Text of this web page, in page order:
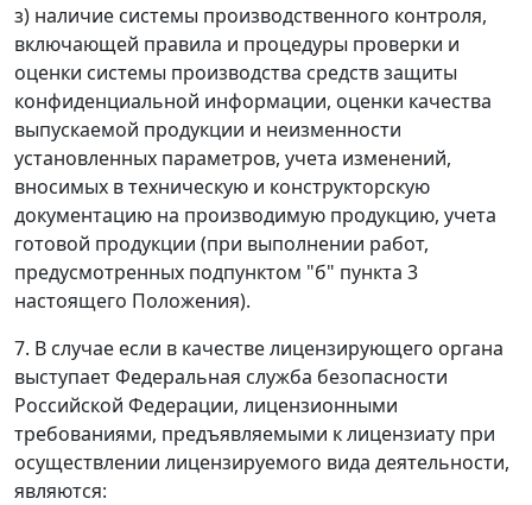
з) наличие системы производственного контроля,
включающей правила и процедуры проверки и
оценки системы производства средств защиты
конфиденциальной информации, оценки качества
выпускаемой продукции и неизменности
установленных параметров, учета изменений,
вносимых в техническую и конструкторскую
документацию на производимую продукцию, учета
готовой продукции (при выполнении работ,
предусмотренных подпунктом "б" пункта 3
настоящего Положения).
7. В случае если в качестве лицензирующего органа
выступает Федеральная служба безопасности
Российской Федерации, лицензионными
требованиями, предъявляемыми к лицензиату при
осуществлении лицензируемого вида деятельности,
являются: